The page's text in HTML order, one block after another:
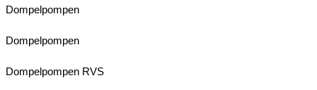
Dompelpompen
Dompelpompen
Dompelpompen RVS